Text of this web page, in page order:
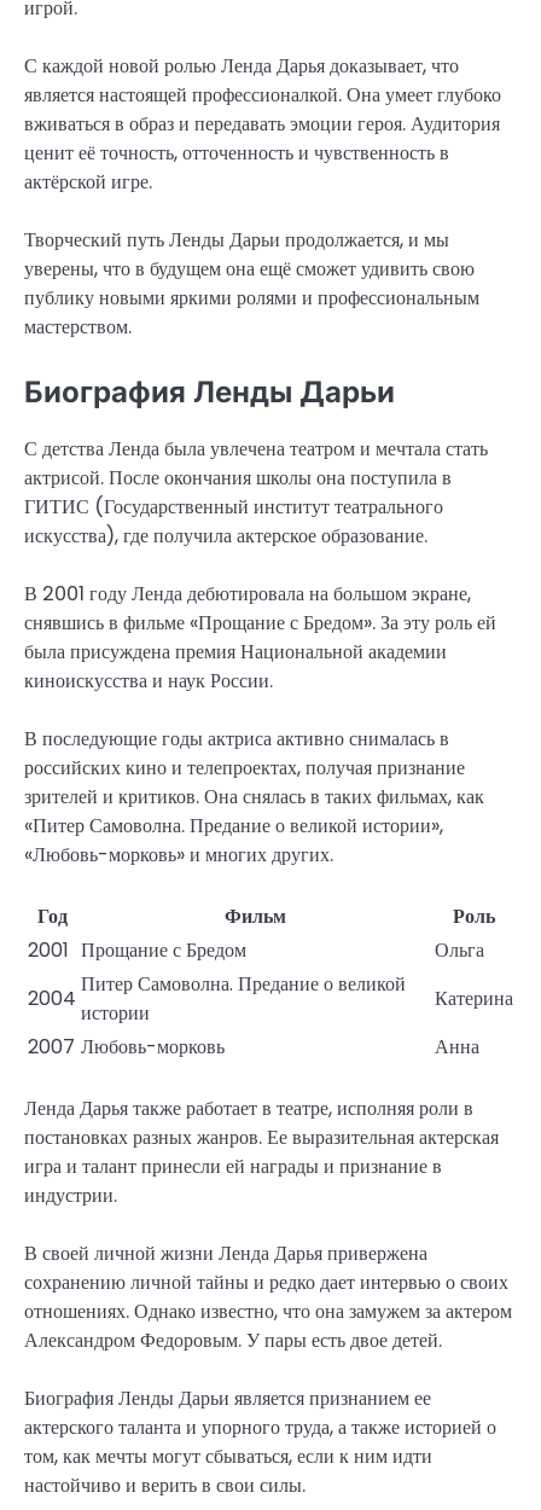
игрой.
С каждой новой ролью Ленда Дарья доказывает, что
является настоящей профессионалкой. Она умеет глубоко
вживаться в образ и передавать эмоции героя. Аудитория
ценит её точность, отточенность и чувственность в
актёрской игре.
Творческий путь Ленды Дарьи продолжается, и мы
уверены, что в будущем она ещё сможет удивить свою
публику новыми яркими ролями и профессиональным
мастерством.
Биография Ленды Дарьи
С детства Ленда была увлечена театром и мечтала стать
актрисой. После окончания школы она поступила в
ГИТИС (Государственный институт театрального
искусства), где получила актерское образование.
В 2001 году Ленда дебютировала на большом экране,
снявшись в фильме «Прощание с Бредом». За эту роль ей
была присуждена премия Национальной академии
киноискусства и наук России.
В последующие годы актриса активно снималась в
российских кино и телепроектах, получая признание
зрителей и критиков. Она снялась в таких фильмах, как
«Питер Самоволна. Предание о великой истории»,
«Любовь-морковь» и многих других.
Год Фильм
Роль
2001 Прощание с Бредом
Ольга
2004
Питер Самоволна. Предание о великой
истории
Катерина
2007 Любовь-морковь Анна
Ленда Дарья также работает в театре, исполняя роли в
постановках разных жанров. Ее выразительная актерская
игра и талант принесли ей награды и признание в
индустрии.
В своей личной жизни Ленда Дарья привержена
сохранению личной тайны и редко дает интервью о своих
отношениях. Однако известно, что она замужем за актером
Александром Федоровым. У пары есть двое детей.
Биография Ленды Дарьи является признанием ее
актерского таланта и упорного труда, а также историей о
том, как мечты могут сбываться, если к ним идти
настойчиво и верить в свои силы.